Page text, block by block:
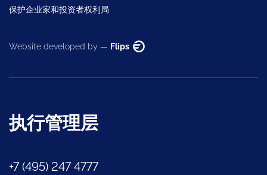
保护企业家和投资者权利局
Website developed by — Flips
执行管理层
+7 (495) 247 4777